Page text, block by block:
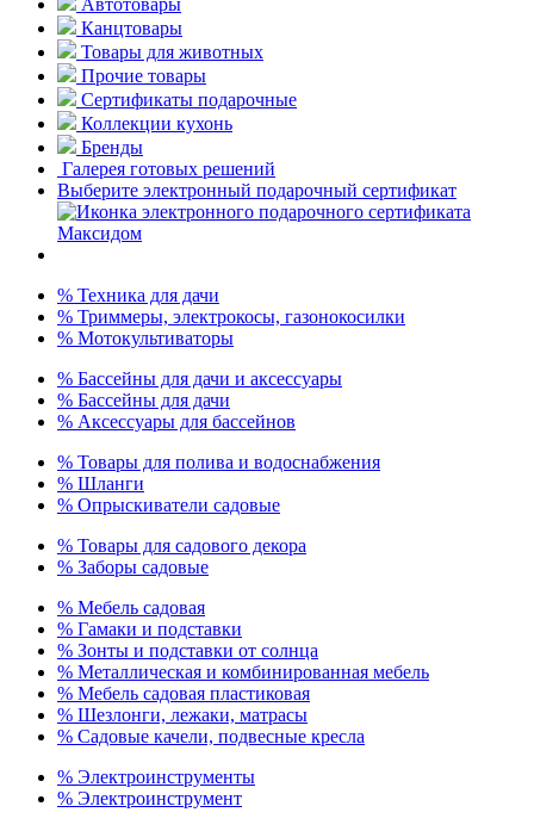
Автотовары
Канцтовары
Товары для животных
Прочие товары
Сертификаты подарочные
Коллекции кухонь
Бренды
Галерея готовых решений
Выберите электронный подарочный сертификат
% Техника для дачи
% Триммеры, электрокосы, газонокосилки
% Мотокультиваторы
% Бассейны для дачи и аксессуары
% Бассейны для дачи
% Аксессуары для бассейнов
% Товары для полива и водоснабжения
% Шланги
% Опрыскиватели садовые
% Товары для садового декора
% Заборы садовые
% Мебель садовая
% Гамаки и подставки
% Зонты и подставки от солнца
% Металлическая и комбинированная мебель
% Мебель садовая пластиковая
% Шезлонги, лежаки, матрасы
% Садовые качели, подвесные кресла
% Электроинструменты
% Электроинструмент